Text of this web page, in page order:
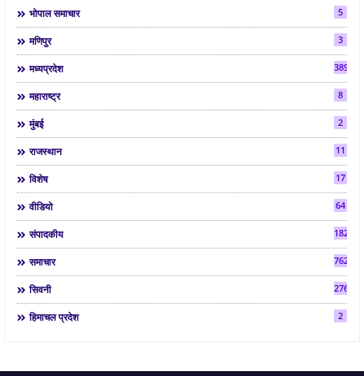
भोपाल समाचार 5
मणिपुर 3
मध्यप्रदेश 3892
महाराष्ट्र 8
मुंबई 2
राजस्थान 11
विशेष 17
वीडियो 64
संपादकीय 182
समाचार 7624
सिवनी 2763
हिमाचल प्रदेश 2